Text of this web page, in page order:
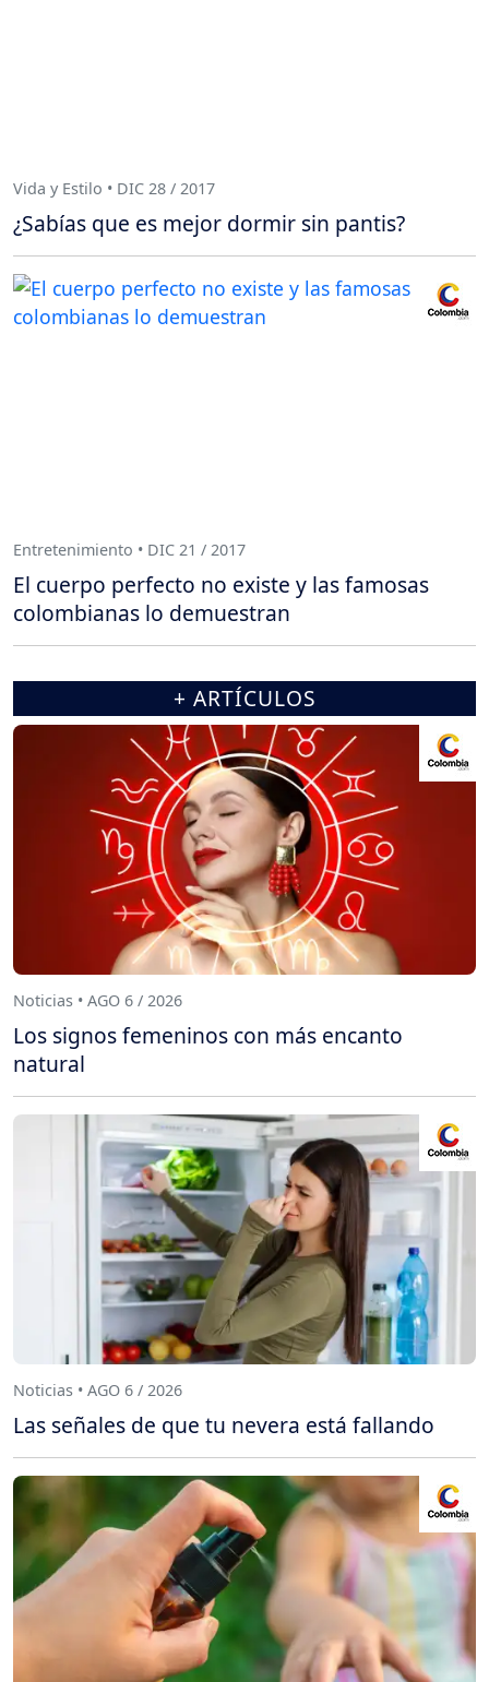
Vida y Estilo • DIC 28 / 2017
¿Sabías que es mejor dormir sin pantis?
Entretenimiento • DIC 21 / 2017
El cuerpo perfecto no existe y las famosas
colombianas lo demuestran
+ ARTÍCULOS
Noticias • AGO 6 / 2026
Los signos femeninos con más encanto
natural
Noticias • AGO 6 / 2026
Las señales de que tu nevera está fallando